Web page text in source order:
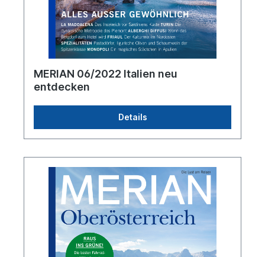
MERIAN 06/2022 Italien neu
entdecken
Details